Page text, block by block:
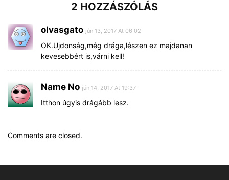
2 HOZZÁSZÓLÁS
olvasgato jún 13, 2017 At 06:02
OK.Ujdonság,még drága,lészen ez majdanan
kevesebbért is,várni kell!
Name No jún 14, 2017 At 19:37
Itthon úgyis drágább lesz.
Comments are closed.